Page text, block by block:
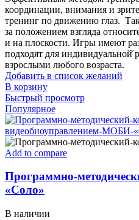
координации, внимания и
тренинг по движению глаз.
за положением взгляда
и на плоскости. Игры имеют
подходят для индивидуальной̆
взрослыми любого возраста.
Добавить в список желаний
В корзину
Быстрый просмотр
Популярное
Add to compare
Программно-
«Соло»
В наличии